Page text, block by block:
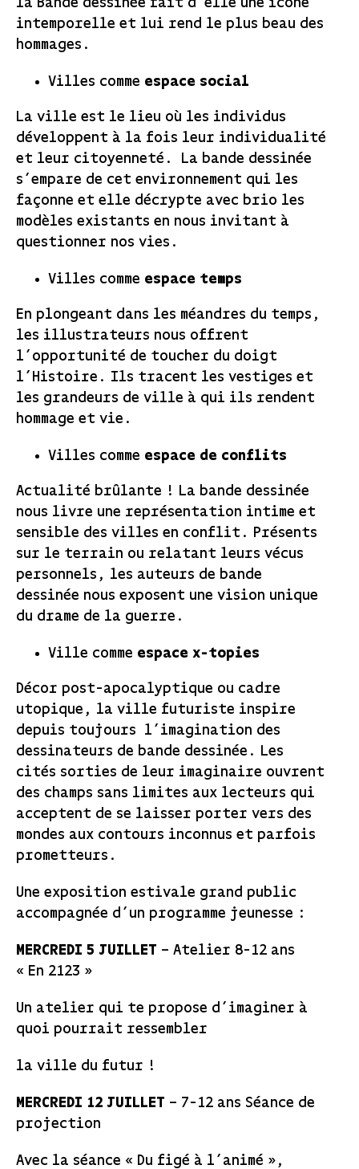
intemporelle et lui rend le plus beau des
hommages.
Villes comme espace social
La ville est le lieu où les individus
développent à la fois leur individualité
et leur citoyenneté. La bande dessinée
s’empare de cet environnement qui les
façonne et elle décrypte avec brio les
modèles existants en nous invitant à
questionner nos vies.
Villes comme espace temps
En plongeant dans les méandres du temps,
les illustrateurs nous offrent
l’opportunité de toucher du doigt
l’Histoire. Ils tracent les vestiges et
les grandeurs de ville à qui ils rendent
hommage et vie.
Villes comme espace de conflits
Actualité brûlante ! La bande dessinée
nous livre une représentation intime et
sensible des villes en conflit. Présents
sur le terrain ou relatant leurs vécus
personnels, les auteurs de bande
dessinée nous exposent une vision unique
du drame de la guerre.
Ville comme espace x-topies
Décor post-apocalyptique ou cadre
utopique, la ville futuriste inspire
depuis toujours l’imagination des
dessinateurs de bande dessinée. Les
cités sorties de leur imaginaire ouvrent
des champs sans limites aux lecteurs qui
acceptent de se laisser porter vers des
mondes aux contours inconnus et parfois
prometteurs.
Une exposition estivale grand public
accompagnée d’un programme jeunesse :
MERCREDI 5 JUILLET – Atelier 8-12 ans
« En 2123 »
Un atelier qui te propose d’imaginer à
quoi pourrait ressembler
la ville du futur !
MERCREDI 12 JUILLET – 7-12 ans Séance de
projection
Avec la séance « Du figé à l’animé »,